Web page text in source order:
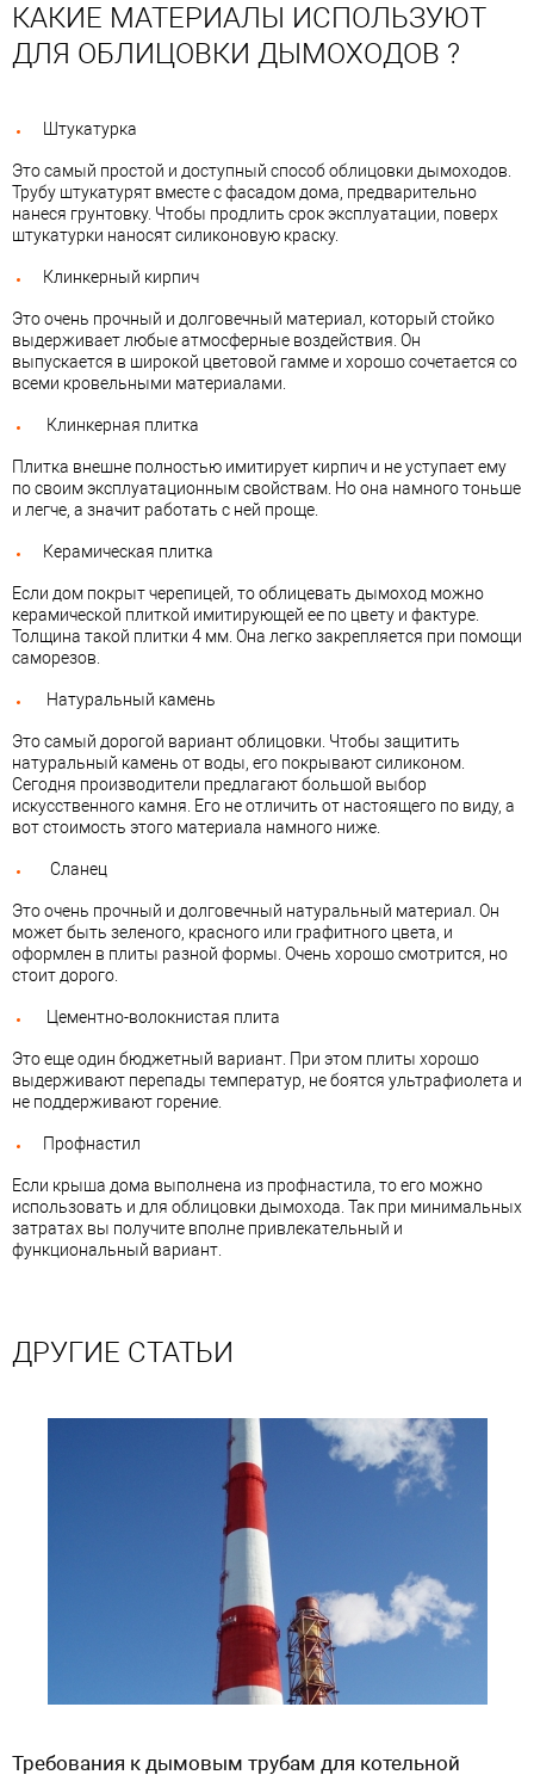
КАКИЕ МАТЕРИАЛЫ ИСПОЛЬЗУЮТ
ДЛЯ ОБЛИЦОВКИ ДЫМОХОДОВ ?
Штукатурка
Это самый простой и доступный способ облицовки дымоходов.
Трубу штукатурят вместе с фасадом дома, предварительно
нанеся грунтовку. Чтобы продлить срок эксплуатации, поверх
штукатурки наносят силиконовую краску.
Клинкерный кирпич
Это очень прочный и долговечный материал, который стойко
выдерживает любые атмосферные воздействия. Он
выпускается в широкой цветовой гамме и хорошо сочетается со
всеми кровельными материалами.
Клинкерная плитка
Плитка внешне полностью имитирует кирпич и не уступает ему
по своим эксплуатационным свойствам. Но она намного тоньше
и легче, а значит работать с ней проще.
Керамическая плитка
Если дом покрыт черепицей, то облицевать дымоход можно
керамической плиткой имитирующей ее по цвету и фактуре.
Толщина такой плитки 4 мм. Она легко закрепляется при помощи
саморезов.
Натуральный камень
Это самый дорогой вариант облицовки. Чтобы защитить
натуральный камень от воды, его покрывают силиконом.
Сегодня производители предлагают большой выбор
искусственного камня. Его не отличить от настоящего по виду, а
вот стоимость этого материала намного ниже.
Сланец
Это очень прочный и долговечный натуральный материал. Он
может быть зеленого, красного или графитного цвета, и
оформлен в плиты разной формы. Очень хорошо смотрится, но
стоит дорого.
Цементно-волокнистая плита
Это еще один бюджетный вариант. При этом плиты хорошо
выдерживают перепады температур, не боятся ультрафиолета и
не поддерживают горение.
Профнастил
Если крыша дома выполнена из профнастила, то его можно
использовать и для облицовки дымохода. Так при минимальных
затратах вы получите вполне привлекательный и
функциональный вариант.
ДРУГИЕ СТАТЬИ
Требования к дымовым трубам для котельной